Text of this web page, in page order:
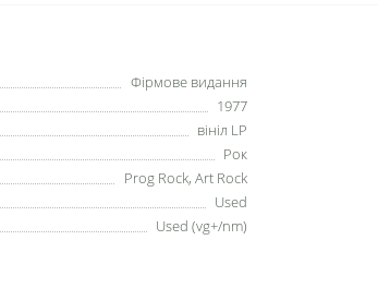
Фірмове видання
1977
вініл LP
Рок
Prog Rock, Art Rock
Used
Used (vg+/nm)